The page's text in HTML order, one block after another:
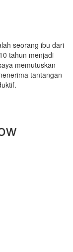
seorang ibu dari
tahun menjadi
memutuskan
tantangan